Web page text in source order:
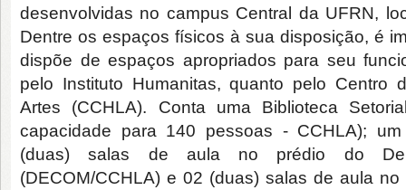
desenvolvidas no campus Central da UFRN,
Dentre os espaços físicos à sua disposição, é
dispõe de espaços apropriados para seu
pelo Instituto Humanitas, quanto pelo Centro
Artes (CCHLA). Conta uma Biblioteca
capacidade para 140 pessoas - CCHLA);
(duas) salas de aula no prédio do
(DECOM/CCHLA) e 02 (duas) salas de aula